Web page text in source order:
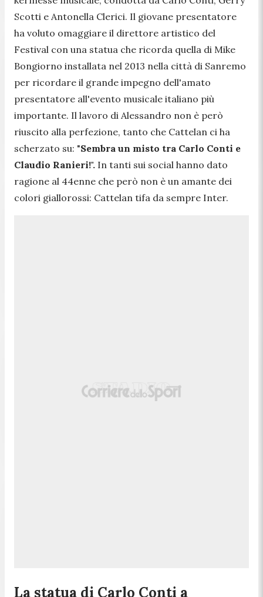
Scotti e Antonella Clerici. Il giovane presentatore
ha voluto omaggiare il direttore artistico del
Festival con una statua che ricorda quella di Mike
Bongiorno installata nel 2013 nella città di Sanremo
per ricordare il grande impegno dell'amato
presentatore all'evento musicale italiano più
importante. Il lavoro di Alessandro non è però
riuscito alla perfezione, tanto che Cattelan ci ha
scherzato su: "Sembra un misto tra Carlo Conti e
Claudio Ranieri!". In tanti sui social hanno dato
ragione al 44enne che però non è un amante dei
colori giallorossi: Cattelan tifa da sempre Inter.
La statua di Carlo Conti a